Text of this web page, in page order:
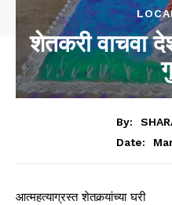
शेतकरी वाचवा
By:
Date:
आत्महत्याग्रस्त शेतकर्‍यांच्या घरी